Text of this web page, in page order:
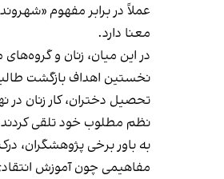
عملاً در برابر مفهوم
معنا دارد.
در این میان، زنان و
نخستین اهداف بازگشت
تحصیل دختران، کار زنان در
نظم مطلوب خود تلقی
به باور برخی پژوهشگران،
مفاهیمی چون آموزش